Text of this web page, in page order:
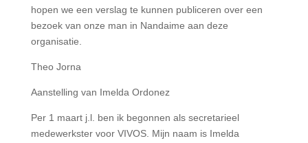
hopen we een verslag te kunnen publiceren over een
bezoek van onze man in Nandaime aan deze
organisatie.
Theo Jorna
Aanstelling van Imelda Ordonez
Per 1 maart j.l. ben ik begonnen als secretarieel
medewerkster voor VIVOS. Mijn naam is Imelda